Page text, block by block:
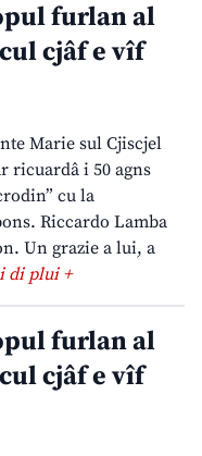
furlan al
cjâf e vîf
Marie sul Cjiscjel
ricuardâ i 50 agns
cu la
Riccardo Lamba
Un grazie a lui, a
di plui +
furlan al
cjâf e vîf